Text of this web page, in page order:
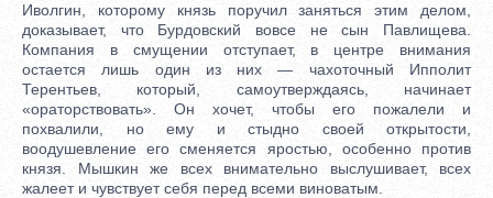
Иволгин, которому князь поручил заняться этим делом,
доказывает, что Бурдовский вовсе не сын Павлищева.
Компания в смущении отступает, в центре внимания
остается лишь один из них — чахоточный Ипполит
Терентьев, который, самоутверждаясь, начинает
«ораторствовать». Он хочет, чтобы его пожалели и
похвалили, но ему и стыдно своей открытости,
воодушевление его сменяется яростью, особенно против
князя. Мышкин же всех внимательно выслушивает, всех
жалеет и чувствует себя перед всеми виноватым.